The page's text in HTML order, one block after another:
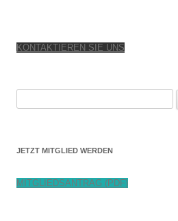
KONTAKTIEREN SIE UNS
JETZT MITGLIED WERDEN
MITGLIEDSANTRAG (PDF)